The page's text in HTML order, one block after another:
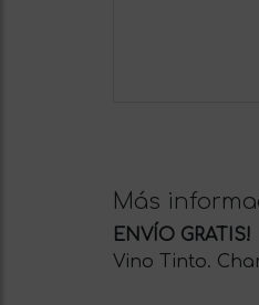
Más
ENVÍO GRATIS!
Vino Tinto.